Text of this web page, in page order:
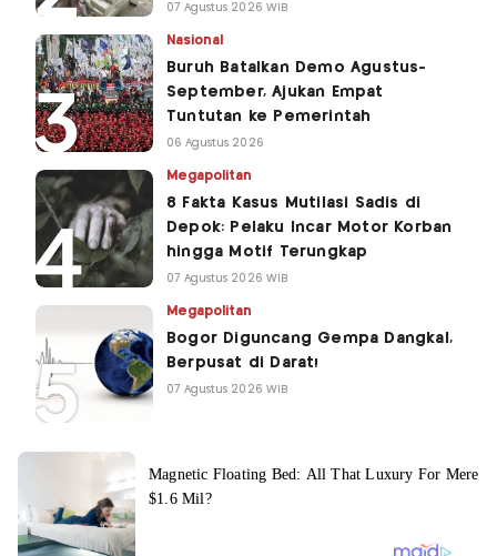
07 Agustus 2026 WIB
Nasional
Buruh Batalkan Demo Agustus-
September, Ajukan Empat
Tuntutan ke Pemerintah
06 Agustus 2026
Megapolitan
8 Fakta Kasus Mutilasi Sadis di
Depok: Pelaku Incar Motor Korban
hingga Motif Terungkap
07 Agustus 2026 WIB
Megapolitan
Bogor Diguncang Gempa Dangkal,
Berpusat di Darat!
07 Agustus 2026 WIB